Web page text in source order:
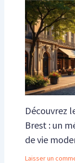
Découvrez
Brest : un
de vie
Laisser un